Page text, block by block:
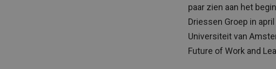
paar zien aan het
Driessen Groep in
Universiteit van
Future of Work and